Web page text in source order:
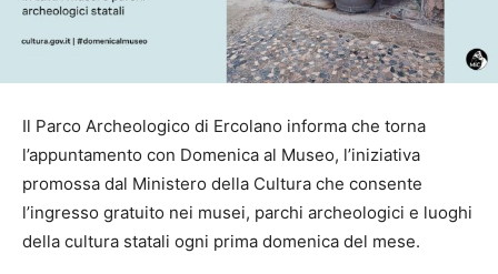
Il Parco Archeologico di Ercolano informa che torna
l’appuntamento con Domenica al Museo, l’iniziativa
promossa dal Ministero della Cultura che consente
l’ingresso gratuito nei musei, parchi archeologici e luoghi
della cultura statali ogni prima domenica del mese.